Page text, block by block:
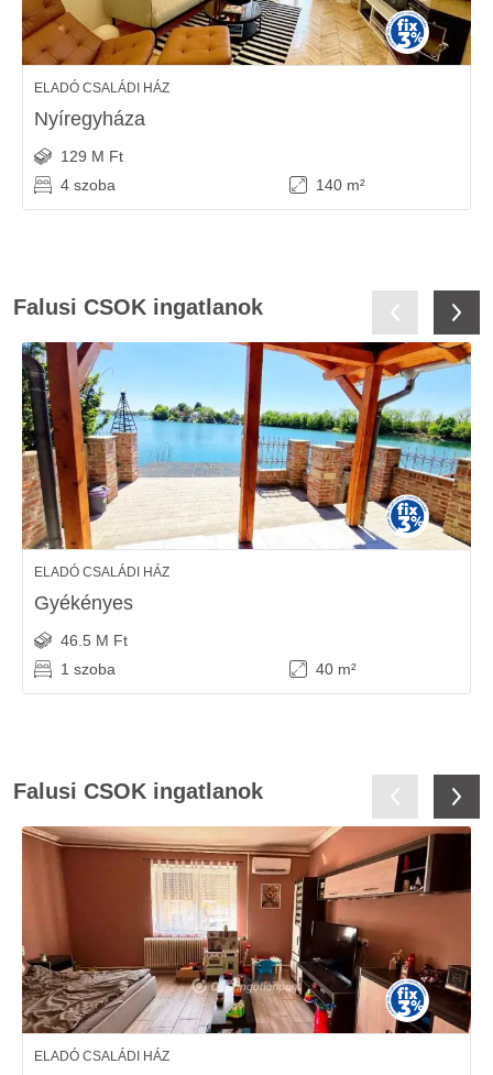
ELADÓ CSALÁDI HÁZ
Nyíregyháza
129 M Ft
4 szoba
140 m²
Falusi CSOK ingatlanok
ELADÓ CSALÁDI HÁZ
Gyékényes
46.5 M Ft
1 szoba
40 m²
Falusi CSOK ingatlanok
ELADÓ CSALÁDI HÁZ